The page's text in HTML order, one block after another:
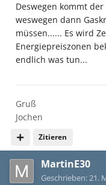
Deswegen kommt
weswegen dann
müssen...... Es wird
Energiepreiszonen
endlich was tun...
Zitieren
Gruß
Jochen
MartinE30
Geschrieben:21.